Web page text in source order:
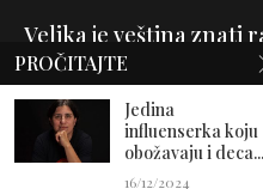
Velika je veština znati
Uništite parazite i
PROČITAJTE
Jedina
influenserka koju
obožavaju i deca...
16/12/2024